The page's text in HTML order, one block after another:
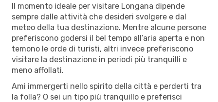
Il momento ideale per visitare Longana dipende
sempre dalle attività che desideri svolgere e dal
meteo della tua destinazione. Mentre alcune persone
preferiscono godersi il bel tempo all’aria aperta e non
temono le orde di turisti, altri invece preferiscono
visitare la destinazione in periodi più tranquilli e
meno affollati.
Ami immergerti nello spirito della città e perderti tra
la folla? O sei un tipo più tranquillo e preferisci